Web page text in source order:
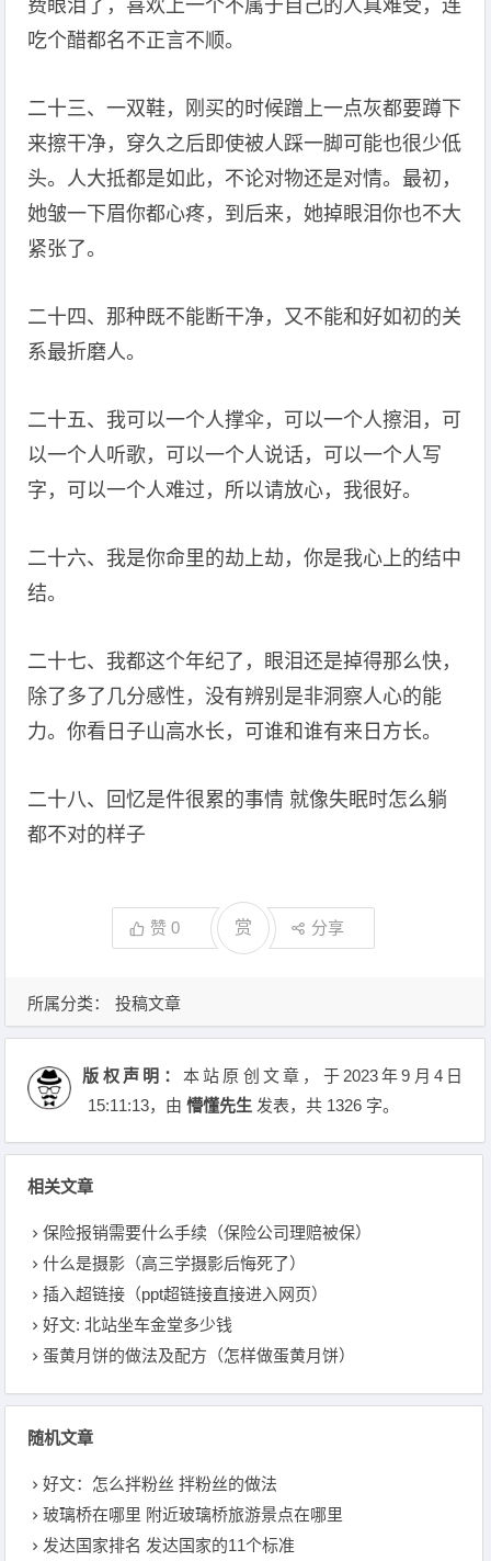
费眼泪了，喜欢上一个不属于自己的人真难受，连
吃个醋都名不正言不顺。
二十三、一双鞋，刚买的时候蹭上一点灰都要蹲下
来擦干净，穿久之后即使被人踩一脚可能也很少低
头。人大抵都是如此，不论对物还是对情。最初，
她皱一下眉你都心疼，到后来，她掉眼泪你也不大
紧张了。
二十四、那种既不能断干净，又不能和好如初的关
系最折磨人。
二十五、我可以一个人撑伞，可以一个人擦泪，可
以一个人听歌，可以一个人说话，可以一个人写
字，可以一个人难过，所以请放心，我很好。
二十六、我是你命里的劫上劫，你是我心上的结中
结。
二十七、我都这个年纪了，眼泪还是掉得那么快，
除了多了几分感性，没有辨别是非洞察人心的能
力。你看日子山高水长，可谁和谁有来日方长。
二十八、回忆是件很累的事情 就像失眠时怎么躺
都不对的样子
赞0 赏 分享
所属分类： 投稿文章
版权声明： 本站原创文章，于2023年9月4日
15:11:13，由懵懂先生 发表，共 1326 字。
相关文章
保险报销需要什么手续（保险公司理赔被保）
什么是摄影（高三学摄影后悔死了）
插入超链接（ppt超链接直接进入网页）
好文: 北站坐车金堂多少钱
蛋黄月饼的做法及配方（怎样做蛋黄月饼）
随机文章
好文：怎么拌粉丝 拌粉丝的做法
玻璃桥在哪里 附近玻璃桥旅游景点在哪里
发达国家排名 发达国家的11个标准